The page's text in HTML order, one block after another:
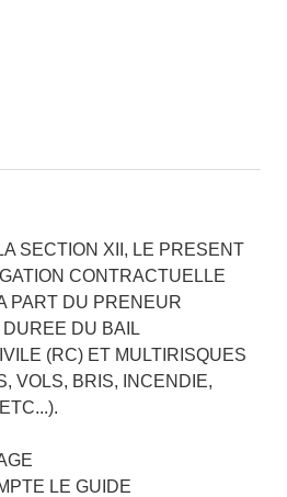
SECTION XII, LE PRESENT
CONTRACTUELLE
PART DU PRENEUR
DU BAIL
(RC) ET MULTIRISQUES
VOLS, BRIS, INCENDIE,
LE GUIDE